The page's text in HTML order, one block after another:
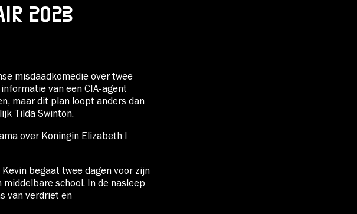
2023
misdaadkomedie over twee
van een CIA-agent
maar dit plan loopt anders dan
Tilda Swinton.
over Koningin Elizabeth I
Kevin begaat twee dagen voor zijn
school. In de nasleep
van verdriet en